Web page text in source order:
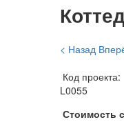
< Назад
Код проекта:
L0055
Стоимость